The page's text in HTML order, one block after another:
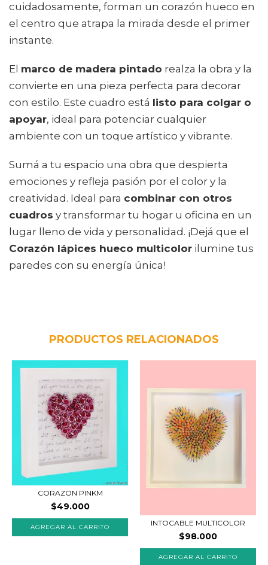
cuidadosamente, forman un corazón hueco en
el centro que atrapa la mirada desde el primer
instante.
El marco de madera pintado realza la obra y la
convierte en una pieza perfecta para decorar
con estilo. Este cuadro está listo para colgar o
apoyar, ideal para potenciar cualquier
ambiente con un toque artístico y vibrante.
Sumá a tu espacio una obra que despierta
emociones y refleja pasión por el color y la
creatividad. Ideal para combinar con otros
cuadros y transformar tu hogar u oficina en un
lugar lleno de vida y personalidad. ¡Dejá que el
Corazón lápices hueco multicolor ilumine tus
paredes con su energía única!
PRODUCTOS RELACIONADOS
CORAZON PINKM
$49.000
AGREGAR AL CARRITO
INTOCABLE MULTICOLOR
$98.000
AGREGAR AL CARRITO